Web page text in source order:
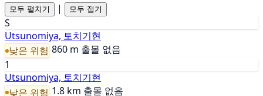
모두 펼치기 | 모두 접기
S
Utsunomiya, 토치기현
낮은 위험 860 m 출몰 없음
1
Utsunomiya, 토치기현
낮은 위험 1.8 km 출몰 없음